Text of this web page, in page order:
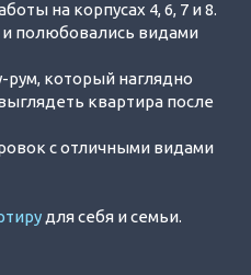
на корпусах 4, 6, 7 и 8.
полюбовались видами
который наглядно
квартира после
с отличными видами
для себя и семьи.